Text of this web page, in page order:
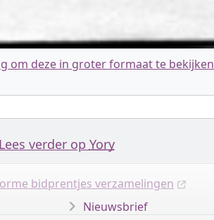
om deze in groter formaat te
Lees verder op Yory
bidprentjes verzamelingen
Nieuwsbrief